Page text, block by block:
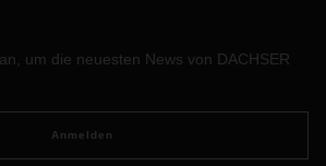
um die neuesten News von DACHSER
Anmelden